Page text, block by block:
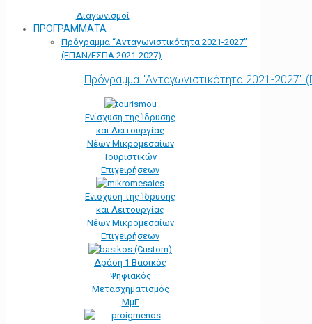
Διαγωνισμοί
ΠΡΟΓΡΑΜΜΑΤΑ
Πρόγραμμα “Ανταγωνιστικότητα 2021-2027”
(ΕΠΑΝ/ΕΣΠΑ 2021-2027)
Πρόγραμμα "Ανταγωνιστικότητα 2021-
Ενίσχυση της Ίδρυσης
και Λειτουργίας
Νέων Μικρομεσαίων
Τουριστικών
Επιχειρήσεων
Ενίσχυση της Ίδρυσης
και Λειτουργίας
Νέων Μικρομεσαίων
Επιχειρήσεων
Δράση 1 Βασικός
Ψηφιακός
Μετασχηματισμός
ΜμΕ